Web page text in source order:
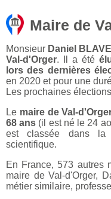
Maire de
Monsieur Daniel
Val-d'Orger. Il a été
lors des dernières
en 2020 et pour une
Les prochaines
Le maire de Val-
68 ans (il est né le 24
est classée dans la
scientifique.
En France, 573 autres
maire de Val-d'Orger,
métier similaire,